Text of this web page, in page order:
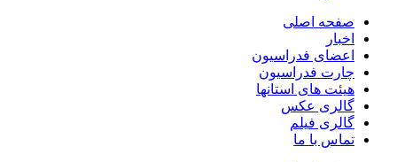
صفحه اصلی
اخبار
اعضای فدراسیون
چارت فدراسیون
هیئت های استانها
گالری عکس
گالری فیلم
تماس با ما